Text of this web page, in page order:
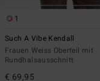
1
Such A Vibe Kendall
Frauen Weiss Oberteil mit
Rundhalsausschnitt
€ 69,95